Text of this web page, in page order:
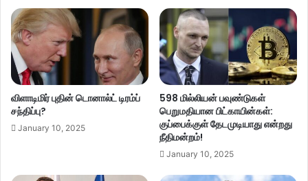
விளாடிமிர் புதின் டொனால்ட் டிரம்ப்
சந்திப்பு?
January 10, 2025
598 மில்லியன் பவுண்டுகள்
பெறுமதியான பிட்காயின்கள்:
குப்பைக்குள் தேடமுடியாது என்றது
நீதிமன்றம்!
January 10, 2025